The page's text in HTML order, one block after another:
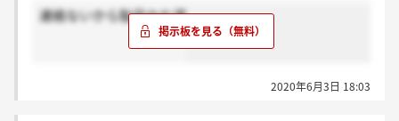
連絡ないから駄目かな涙
2020年6月3日 18:03